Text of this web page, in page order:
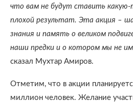
что вам не будут ставить какую-
плохой результат. Эта акция –
знания и память о великом
наши предки и о котором мы не
сказал Мухтар Амиров.
Отметим, что в акции
миллион человек. Желание